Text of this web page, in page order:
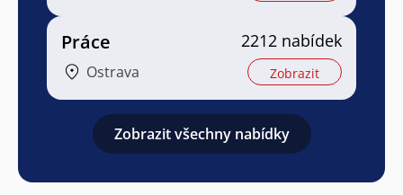
Práce
Ostrava
2212 nabídek
Zobrazit
Zobrazit všechny nabídky